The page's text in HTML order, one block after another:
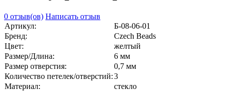
0 отзыв(ов) Написать отзыв
Артикул:
Б-08-06-01
Бренд:
Czech Beads
Цвет:
желтый
Размер/Длина:
6 мм
Размер отверстия:
0,7 мм
Количество петелек/отверстий:3
Материал:
стекло